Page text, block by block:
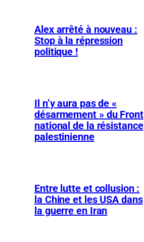
Alex arrêté à nouveau :
Stop à la répression
politique !
Il n’y aura pas de «
désarmement » du Front
national de la résistance
palestinienne
Entre lutte et collusion :
la Chine et les USA dans
la guerre en Iran